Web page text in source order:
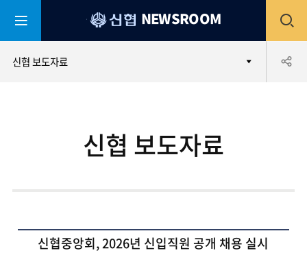
평
생
어
NEWSROOM
체
기
신협 보도자료
신협 보도자료
신협중앙회, 2026년 신입직원 공개 채용 실시